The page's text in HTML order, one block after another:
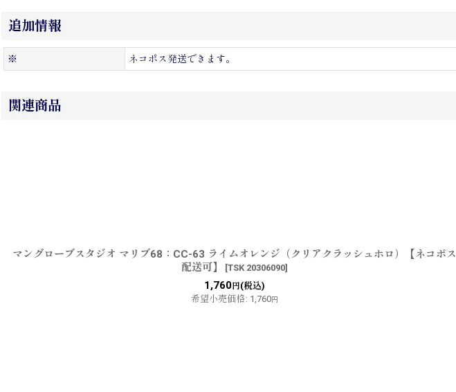
追加情報
※ ネコポス発送できます。
関連商品
マングローブスタジオ マリブ68：CC-63 ライムオレンジ（クリアクラッシュホロ）【ネコポス
配送可】
[TSK 20306090]
1,760円(税込)
希望小売価格: 1,760円